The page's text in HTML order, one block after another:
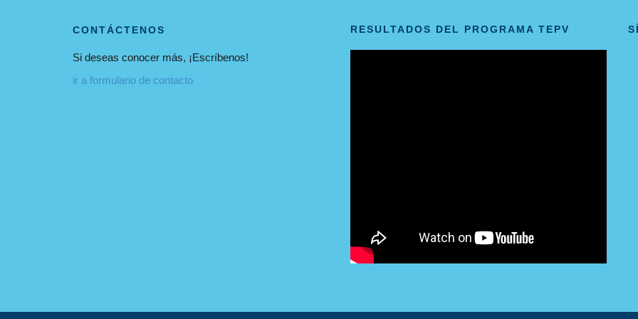
CONTÁCTENOS
Si deseas conocer más, ¡Escríbenos!
ir a formulario de contacto
RESULTADOS DEL PROGRAMA TEPV